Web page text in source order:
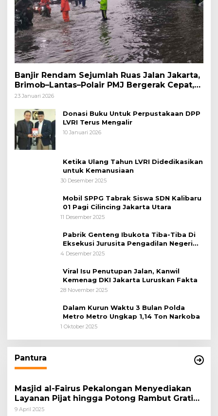
Banjir Rendam Sejumlah Ruas Jalan Jakarta,
Brimob–Lantas–Polair PMJ Bergerak Cepat,
Polri Siagakan 128.247 Personel Secara
23 Januari 2026
Donasi Buku Untuk Perpustakaan DPP
LVRI Terus Mengalir
10 Januari 2026
Ketika Ulang Tahun LVRI Didedikasikan
untuk Kemanusiaan
30 Desember 2025
Mobil SPPG Tabrak Siswa SDN Kalibaru
01 Pagi Cilincing Jakarta Utara
11 Desember 2025
Pabrik Genteng Ibukota Tiba-Tiba Di
Eksekusi Jurusita Pengadilan Negeri
Tangerang, Diduga Cacat Hukum Sejak
4 Desember 2025
Viral Isu Penutupan Jalan, Kanwil
Kemenag DKI Jakarta Luruskan Fakta
28 November 2025
Dalam Kurun Waktu 3 Bulan Polda
Metro Metro Ungkap 1,14 Ton Narkoba
1 Oktober 2025
Pantura
Masjid al-Fairus Pekalongan Menyediakan
Layanan Pijat hingga Potong Rambut Gratis
bagi Pemudik Lebaran 2025
9 April 2025